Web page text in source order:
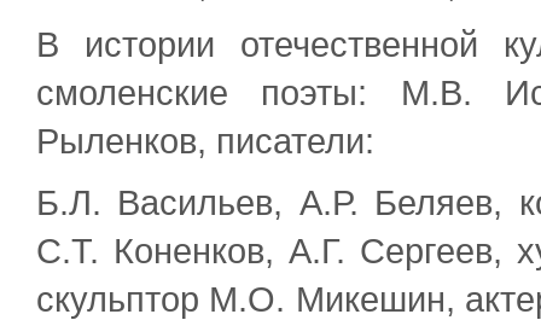
В истории отечественной
смоленские поэты: М.В.
Рыленков, писатели:
Б.Л. Васильев, А.Р. Беляев,
С.Т. Коненков, А.Г. Сергеев,
скульптор М.О. Микешин,